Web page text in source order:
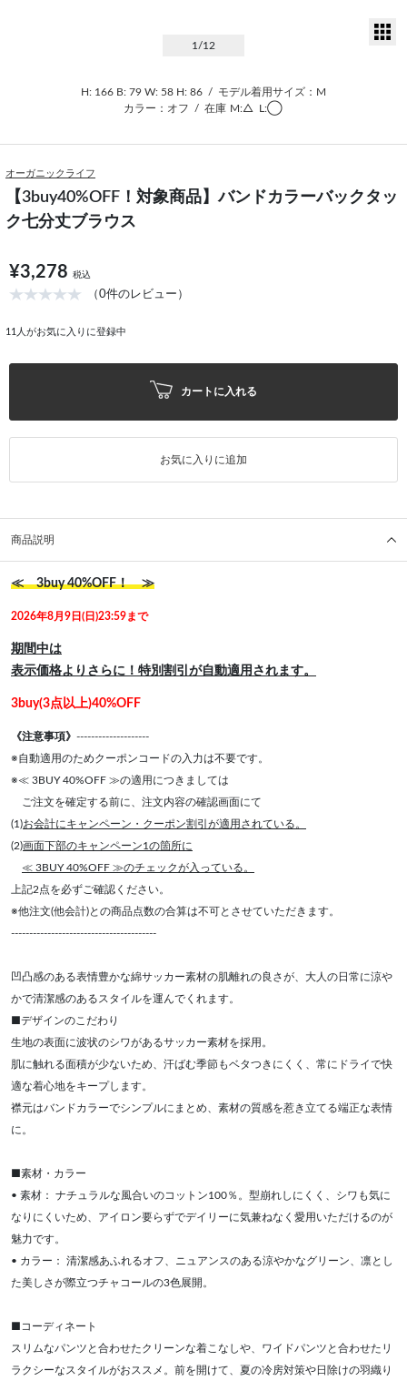
1 /12
H: 166 B: 79 W: 58 H: 86 / モデル着用サイズ：M
カラー：オフ
/ 在庫 M:△ L:◯
オーガニックライフ
【3buy40%OFF！対象商品】バンドカラーバックタッ
ク七分丈ブラウス
¥3,278 税込
（0件のレビュー）
11 人がお気に入りに登録中
カートに入れる
お気に入りに追加
商品説明
≪ 3buy 40%OFF！ ≫
2026年8月9日(日)23:59まで
期間中は
表示価格よりさらに！特別割引が自動適用されます。
3buy(3点以上)40%OFF
《注意事項》 --------------------
※自動適用のためクーポンコードの入力は不要です。
※≪ 3BUY 40%OFF ≫の適用につきましては
ご注文を確定する前に、注文内容の確認画面にて
(1)お会計にキャンペーン・クーポン割引が適用されている。
(2)画面下部のキャンペーン1の箇所に
≪ 3BUY 40%OFF ≫のチェックが入っている。
上記2点を必ずご確認ください。
※他注文(他会計)との商品点数の合算は不可とさせていただきます。
----------------------------------------
凹凸感のある表情豊かな綿サッカー素材の肌離れの良さが、大人の日常に涼や
かで清潔感のあるスタイルを運んでくれます。
■デザインのこだわり
生地の表面に波状のシワがあるサッカー素材を採用。
肌に触れる面積が少ないため、汗ばむ季節もベタつきにくく、常にドライで快
適な着心地をキープします。
襟元はバンドカラーでシンプルにまとめ、素材の質感を惹き立てる端正な表情
に。
■素材・カラー
• 素材： ナチュラルな風合いのコットン100％。型崩れしにくく、シワも気に
なりにくいため、アイロン要らずでデイリーに気兼ねなく愛用いただけるのが
魅力です。
• カラー： 清潔感あふれるオフ、ニュアンスのある涼やかなグリーン、凛とし
た美しさが際立つチャコールの3色展開。
■コーディネート
スリムなパンツと合わせたクリーンな着こなしや、ワイドパンツと合わせたリ
ラクシーなスタイルがおススメ。前を開けて、夏の冷房対策や日除けの羽織り